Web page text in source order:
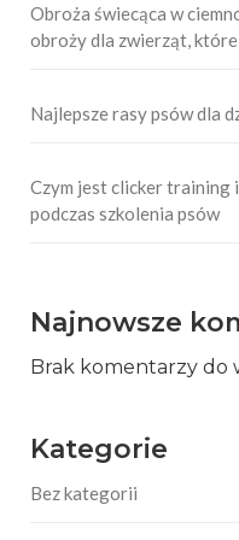
Obroża świecąca w
obroży dla zwierząt,
Najlepsze rasy psów dla
Czym jest clicker training
podczas szkolenia psów
Najnowsze
Brak komentarzy do
Kategorie
Bez kategorii